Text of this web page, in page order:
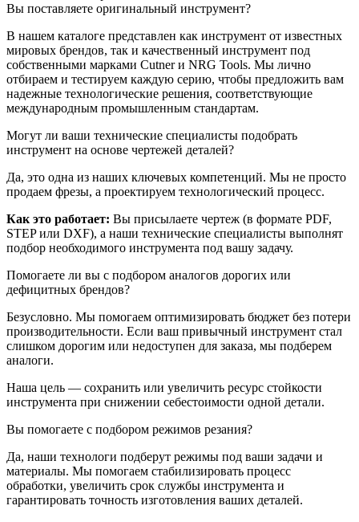
Вы поставляете оригинальный инструмент?
В нашем каталоге представлен как инструмент от известных
мировых брендов, так и качественный инструмент под
собственными марками Cutner и NRG Tools. Мы лично
отбираем и тестируем каждую серию, чтобы предложить вам
надежные технологические решения, соответствующие
международным промышленным стандартам.
Могут ли ваши технические специалисты подобрать
инструмент на основе чертежей деталей?
Да, это одна из наших ключевых компетенций. Мы не просто
продаем фрезы, а проектируем технологический процесс.
Как это работает: Вы присылаете чертеж (в формате PDF,
STEP или DXF), а наши технические специалисты выполнят
подбор необходимого инструмента под вашу задачу.
Помогаете ли вы с подбором аналогов дорогих или
дефицитных брендов?
Безусловно. Мы помогаем оптимизировать бюджет без потери
производительности. Если ваш привычный инструмент стал
слишком дорогим или недоступен для заказа, мы подберем
аналоги.
Наша цель — сохранить или увеличить ресурс стойкости
инструмента при снижении себестоимости одной детали.
Вы помогаете с подбором режимов резания?
Да, наши технологи подберут режимы под ваши задачи и
материалы. Мы помогаем стабилизировать процесс
обработки, увеличить срок службы инструмента и
гарантировать точность изготовления ваших деталей.